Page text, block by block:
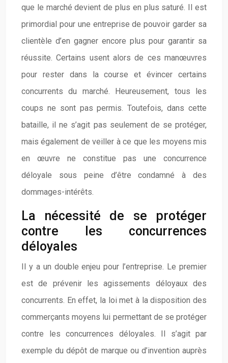
que le marché devient de plus en plus saturé. Il est
primordial pour une entreprise de pouvoir garder sa
clientèle d’en gagner encore plus pour garantir sa
réussite. Certains usent alors de ces manœuvres
pour rester dans la course et évincer certains
concurrents du marché. Heureusement, tous les
coups ne sont pas permis. Toutefois, dans cette
bataille, il ne s’agit pas seulement de se protéger,
mais également de veiller à ce que les moyens mis
en œuvre ne constitue pas une concurrence
déloyale sous peine d’être condamné à des
dommages-intérêts.
La nécessité de se protéger
contre les concurrences
déloyales
Il y a un double enjeu pour l’entreprise. Le premier
est de prévenir les agissements déloyaux des
concurrents. En effet, la loi met à la disposition des
commerçants moyens lui permettant de se protéger
contre les concurrences déloyales. Il s’agit par
exemple du dépôt de marque ou d’invention auprès